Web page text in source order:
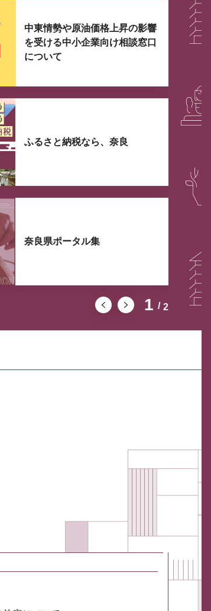
が表示されるスライダーがあります。
1 2
中東情勢や原油価格上昇の影響
を受ける中小企業向け相談窓口
について
ふるさと納税なら、奈良
奈良県ポータル集